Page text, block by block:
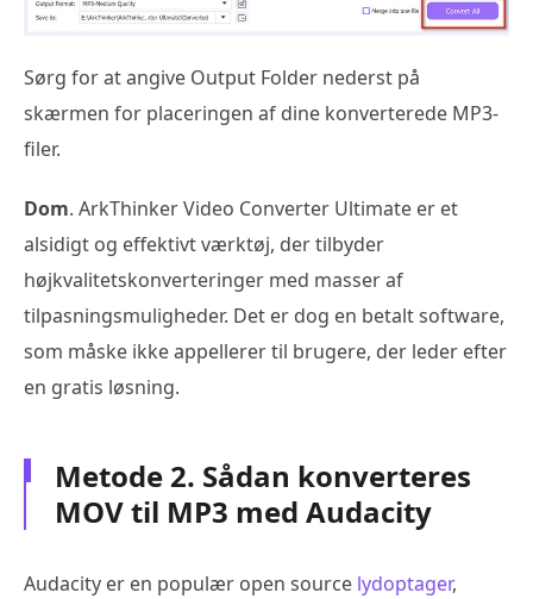
Sørg for at angive Output Folder nederst på
skærmen for placeringen af dine konverterede MP3-
filer.
Dom. ArkThinker Video Converter Ultimate er et
alsidigt og effektivt værktøj, der tilbyder
højkvalitetskonverteringer med masser af
tilpasningsmuligheder. Det er dog en betalt software,
som måske ikke appellerer til brugere, der leder efter
en gratis løsning.
Metode 2. Sådan konverteres
MOV til MP3 med Audacity
Audacity er en populær open source lydoptager,